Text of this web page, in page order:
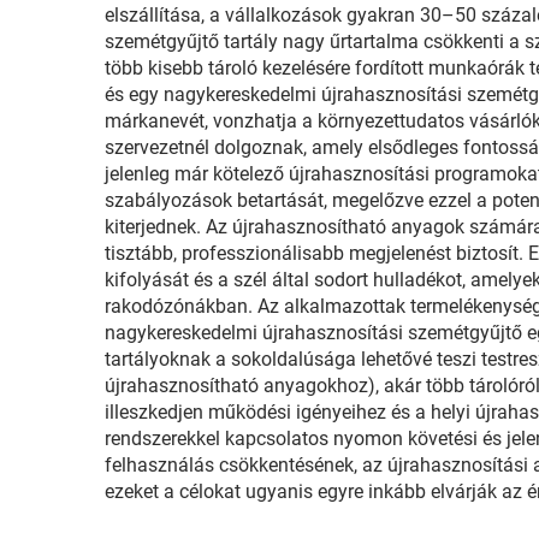
elszállítása, a vállalkozások gyakran 30–50
szemétgyűjtő tartály nagy űrtartalma csökkenti a
több kisebb tároló kezelésére fordított munkaórák
és egy nagykereskedelmi újrahasznosítási
márkanevét, vonzhatja a környezettudatos
szervezetnél dolgoznak, amely elsődleges
jelenleg már kötelező újrahasznosítási
szabályozások betartását, megelőzve ezzel a
kiterjednek. Az újrahasznosítható anyagok
tisztább, professzionálisabb megjelenést biztosít.
kifolyását és a szél által sodort hulladékot,
rakodózónákban. Az alkalmazottak
nagykereskedelmi újrahasznosítási szemétgyűjtő
tartályoknak a sokoldalúsága lehetővé teszi
újrahasznosítható anyagokhoz), akár több
illeszkedjen működési igényeihez és a helyi
rendszerekkel kapcsolatos nyomon követési és
felhasználás csökkentésének, az
ezeket a célokat ugyanis egyre inkább elvárják az